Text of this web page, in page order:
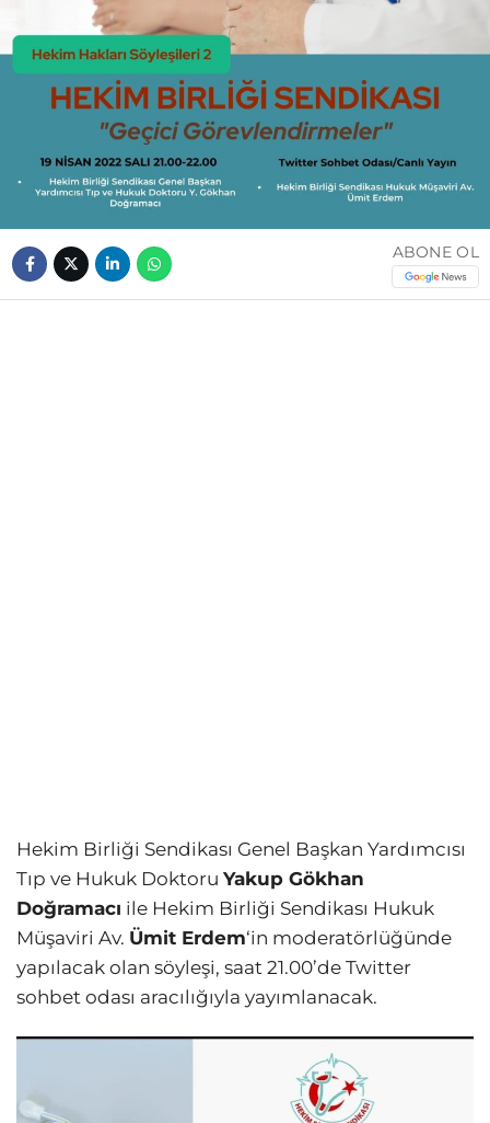
ABONE OL
Hekim Birliği Sendikası Genel Başkan Yardımcısı
Tıp ve Hukuk Doktoru Yakup Gökhan
Doğramacı ile Hekim Birliği Sendikası Hukuk
Müşaviri Av. Ümit Erdem‘in moderatörlüğünde
yapılacak olan söyleşi, saat 21.00’de Twitter
sohbet odası aracılığıyla yayımlanacak.